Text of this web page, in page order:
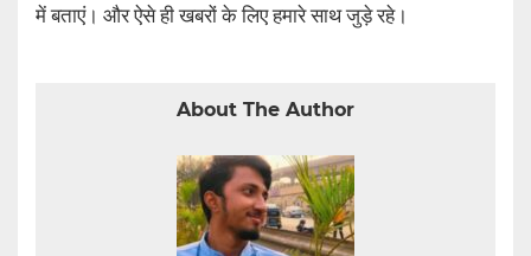
में बताएं। और ऐसे ही खबरों के लिए हमारे साथ जुड़े रहे।
About The Author